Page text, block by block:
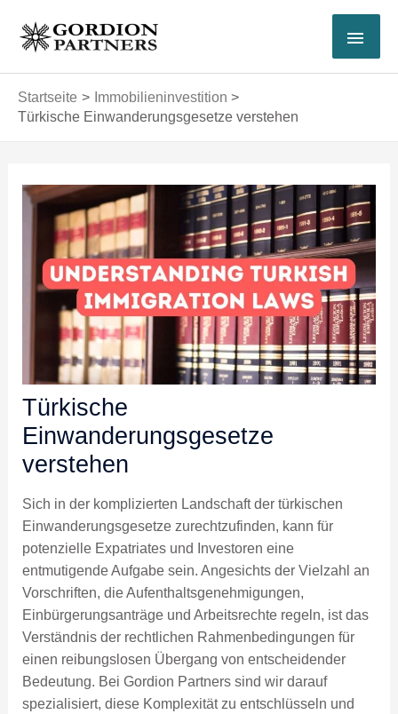
Inhalt
springen
Startseite
Immobilieninvestition
Türkische Einwanderungsgesetze verstehen
Türkische
Einwanderungsgesetze
verstehen
Sich in der komplizierten Landschaft der türkischen
Einwanderungsgesetze zurechtzufinden, kann für
potenzielle Expatriates und Investoren eine
entmutigende Aufgabe sein. Angesichts der Vielzahl an
Vorschriften, die Aufenthaltsgenehmigungen,
Einbürgerungsanträge und Arbeitsrechte regeln, ist das
Verständnis der rechtlichen Rahmenbedingungen für
einen reibungslosen Übergang von entscheidender
Bedeutung. Bei Gordion Partners sind wir darauf
spezialisiert, diese Komplexität zu entschlüsseln und